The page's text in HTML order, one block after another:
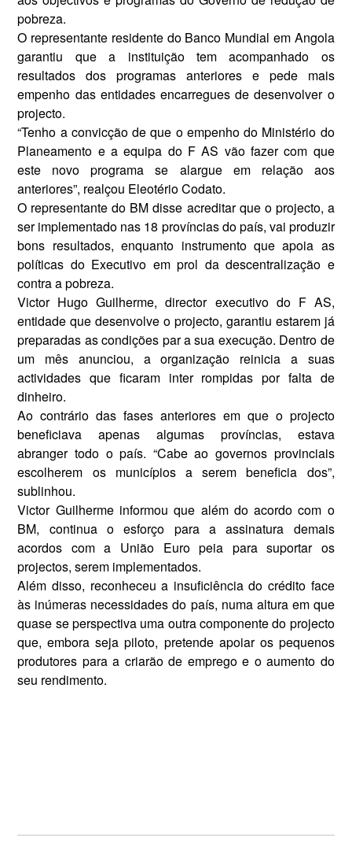
pobreza.
O representante residente do Ban­co Mundial em Angola
garantiu que a instituição tem acompanhado os
resultados dos programas anterio­res e pede mais
empenho das enti­dades encarregues de desenvolver o
projecto.
“Tenho a convicção de que o em­penho do Ministério do
Planeamen­to e a equipa do F AS vão fazer com que
este novo programa se alargue em relação aos
anteriores”, realçou Eleotério Codato.
O representante do BM disse acre­ditar que o projecto, a
ser implemen­tado nas 18 províncias do país, vai produzir
bons resultados, enquanto instrumento que apoia as
políticas do Executivo em prol da descentrali­zação e
contra a pobreza.
Victor Hugo Guilherme, director executivo do F AS,
entidade que desenvolve o projecto, garantiu estarem já
preparadas as condições par a sua execução. Dentro de
um mês anunciou, a organização reinicia a suas
actividades que ficaram inter rompidas por falta de
dinheiro.
Ao contrário das fases anteriores em que o projecto
beneficiava apenas algumas províncias, estava
abranger todo o país. “Cabe ao governos provinciais
escolherem os municípios a serem beneficia dos”,
sublinhou.
Victor Guilherme informou que além do acordo com o
BM, continua o esforço para a assinatura demais
acordos com a União Euro peia para suportar os
projectos, serem implementados.
Além disso, reconheceu a insuficiência do crédito face
às inúmeras necessidades do país, numa altura em que
quase se perspectiva uma outra componente do projecto
que, embora seja piloto, pretende apoiar os pequenos
produtores para a cria­rão de emprego e o aumento do
seu rendimento.